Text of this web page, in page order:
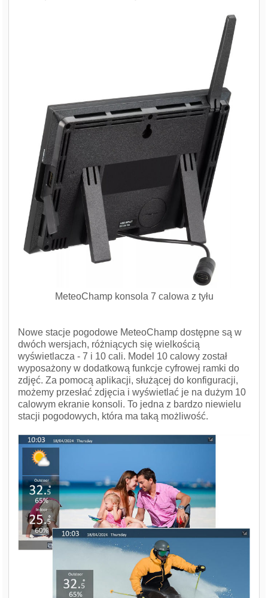
MeteoChamp konsola 7 calowa z tyłu
Nowe stacje pogodowe MeteoChamp dostępne są w
dwóch wersjach, różniących się wielkością
wyświetlacza - 7 i 10 cali. Model 10 calowy został
wyposażony w dodatkową funkcje cyfrowej ramki do
zdjęć. Za pomocą aplikacji, służącej do konfiguracji,
możemy przesłać zdjęcia i wyświetlać je na dużym 10
calowym ekranie konsoli. To jedna z bardzo niewielu
stacji pogodowych, która ma taką możliwość.